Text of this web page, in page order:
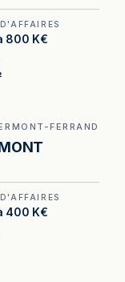
800 K€
à vendre
800 €.
: 20 800
FERRAND
400 K€